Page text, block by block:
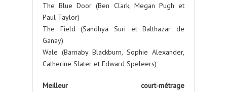
The Blue Door (Ben Clark, Megan Pugh et
Paul Taylor)
The Field (Sandhya Suri et Balthazar de
Ganay)
Wale (Barnaby Blackburn, Sophie Alexander,
Catherine Slater et Edward Speleers)
Meilleur court-métrage